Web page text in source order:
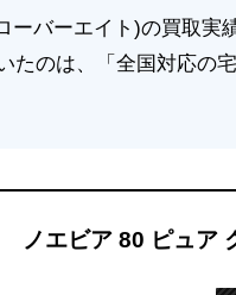
ーバーエイト)の買取実
たのは、「全国対応の
ノエビア 80 ピュア